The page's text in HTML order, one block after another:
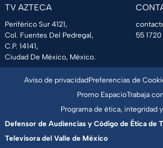
TV AZTECA
Periférico Sur 4121,
Col. Fuentes Del Pedregal,
C.P. 14141,
Ciudad De México, México.
55 1720
Aviso de privacidadPreferencias de
Promo EspacioTrabaja
Programa de ética, integridad
Defensor de Audiencias y Código de Ética de
Televisora del Valle de México